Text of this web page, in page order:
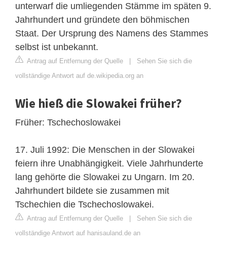
unterwarf die umliegenden Stämme im späten 9.
Jahrhundert und gründete den böhmischen
Staat. Der Ursprung des Namens des Stammes
selbst ist unbekannt.
Antrag auf Entfernung der Quelle | Sehen Sie sich die
vollständige Antwort auf de.wikipedia.org an
Wie hieß die Slowakei früher?
Früher: Tschechoslowakei
17. Juli 1992: Die Menschen in der Slowakei
feiern ihre Unabhängigkeit. Viele Jahrhunderte
lang gehörte die Slowakei zu Ungarn. Im 20.
Jahrhundert bildete sie zusammen mit
Tschechien die Tschechoslowakei.
Antrag auf Entfernung der Quelle | Sehen Sie sich die
vollständige Antwort auf hanisauland.de an